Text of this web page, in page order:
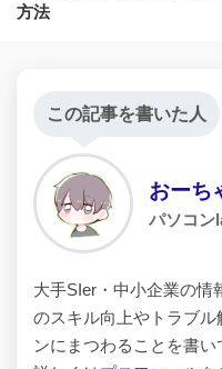
方法
この記事を書いた人
おーち
パソコン
大手SIer・中小企業の情
のスキル向上やトラブ
ンにまつわることを書い